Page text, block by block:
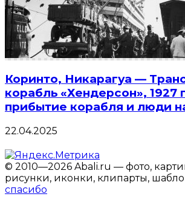
Коринто, Никарагуа —
корабль «Хендерсон», 1927
прибытие корабля и люди
22.04.2025
© 2010—2026 Abali.ru — фото,
рисунки, иконки, клипарты,
спасибо